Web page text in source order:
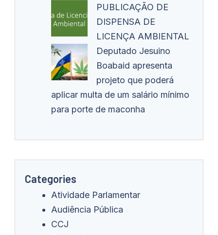
PUBLICAÇÃO DE
DISPENSA DE
LICENÇA AMBIENTAL
Deputado Jesuino
Boabaid apresenta
projeto que poderá
aplicar multa de um salário mínimo
para porte de maconha
Categories
Atividade Parlamentar
Audiência Pública
CCJ